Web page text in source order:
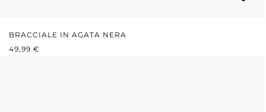
BRACCIALE IN AGATA NERA
PREZZO NORMALE:
49,99 €